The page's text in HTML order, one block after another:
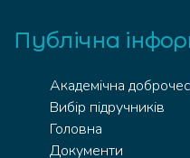
Публічна
Академічна
Вибір підручників
Головна
Документи